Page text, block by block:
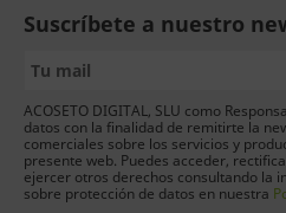
Suscríbete a nuestro
ACOSETO DIGITAL, SLU como
datos con la finalidad de remitirte la
comerciales sobre los servicios y
presente web. Puedes acceder,
ejercer otros derechos consultando la
sobre protección de datos en nuestra